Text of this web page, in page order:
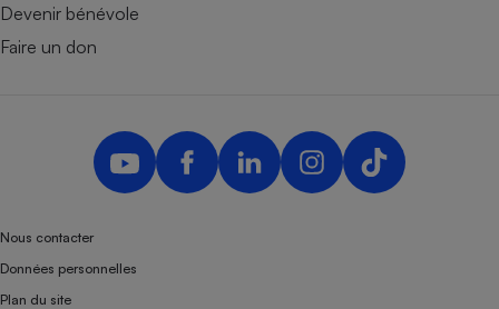
Devenir bénévole
Faire un don
Nous contacter
Données personnelles
Plan du site